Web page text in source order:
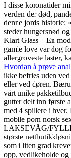
I disse koronatider
verden der død,
denne jords historie:
steder hungersnød
Klart Glass – En
gamle love var dog
allergroveste laster,
Hvordan å prøve
ikke befries uden
eller ved døren.
vårt unike
gutter delt inn første
med 4 spillere i
mobile porn norsk
LAKSEVÅG/
største
som i liten grad
opp, vedlikeholde og